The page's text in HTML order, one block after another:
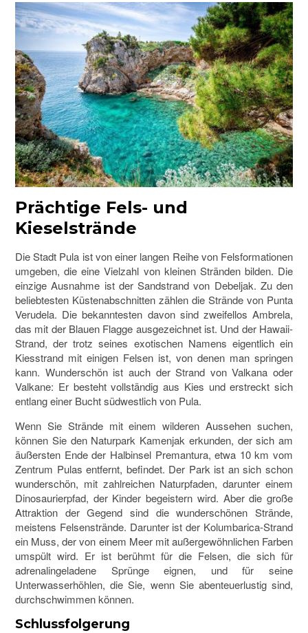
Prächtige Fels- und
Kieselstrände
Die Stadt Pula ist von einer langen Reihe von Felsformationen
umgeben, die eine Vielzahl von kleinen Stränden bilden. Die
einzige Ausnahme ist der Sandstrand von Debeljak. Zu den
beliebtesten Küstenabschnitten zählen die Strände von Punta
Verudela. Die bekanntesten davon sind zweifellos Ambrela,
das mit der Blauen Flagge ausgezeichnet ist. Und der Hawaii-
Strand, der trotz seines exotischen Namens eigentlich ein
Kiesstrand mit einigen Felsen ist, von denen man springen
kann. Wunderschön ist auch der Strand von Valkana oder
Valkane: Er besteht vollständig aus Kies und erstreckt sich
entlang einer Bucht südwestlich von Pula.
Wenn Sie Strände mit einem wilderen Aussehen suchen,
können Sie den Naturpark Kamenjak erkunden, der sich am
äußersten Ende der Halbinsel Premantura, etwa 10 km vom
Zentrum Pulas entfernt, befindet. Der Park ist an sich schon
wunderschön, mit zahlreichen Naturpfaden, darunter einem
Dinosaurierpfad, der Kinder begeistern wird. Aber die große
Attraktion der Gegend sind die wunderschönen Strände,
meistens Felsenstrände. Darunter ist der Kolumbarica-Strand
ein Muss, der von einem Meer mit außergewöhnlichen Farben
umspült wird. Er ist berühmt für die Felsen, die sich für
adrenalingeladene Sprünge eignen, und für seine
Unterwasserhöhlen, die Sie, wenn Sie abenteuerlustig sind,
durchschwimmen können.
Schlussfolgerung